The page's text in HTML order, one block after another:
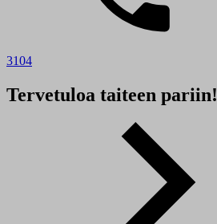
3104
Tervetuloa taiteen pariin!